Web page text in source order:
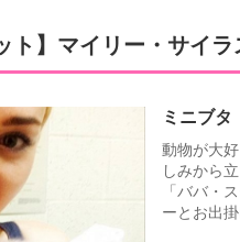
ト】マイリー・サイ
ミニブタ
動物が大
しみから
「ババ・
ーとお出